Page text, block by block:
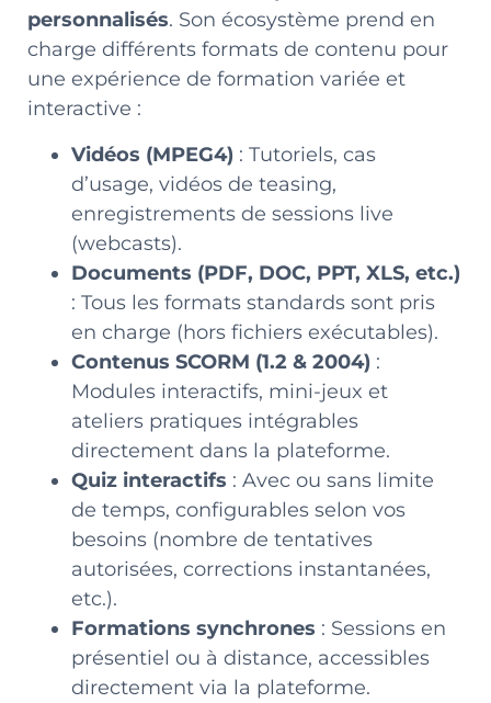
personnalisés. Son écosystème prend en
charge différents formats de contenu pour
une expérience de formation variée et
interactive :
Vidéos (MPEG4) : Tutoriels, cas
d’usage, vidéos de teasing,
enregistrements de sessions live
(webcasts).
Documents (PDF, DOC, PPT, XLS, etc.)
: Tous les formats standards sont pris
en charge (hors fichiers exécutables).
Contenus SCORM (1.2 & 2004) :
Modules interactifs, mini-jeux et
ateliers pratiques intégrables
directement dans la plateforme.
Quiz interactifs : Avec ou sans limite
de temps, configurables selon vos
besoins (nombre de tentatives
autorisées, corrections instantanées,
etc.).
Formations synchrones : Sessions en
présentiel ou à distance, accessibles
directement via la plateforme.